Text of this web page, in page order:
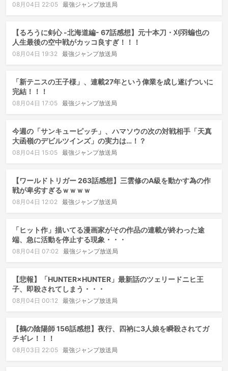
08月04日 22:05 最強ジャンプ放送局
【るろうに剣心 -北海道編- 67話感想】元十本刀・刈羽蝙也の
人生最後の空中戦がカッコ良すぎ！！！
08月04日 19:32 最強ジャンプ放送局
「新テニスの王子様」、連載27年という偉業を成し遂げついに
完結！！！
08月04日 17:05 最強ジャンプ放送局
今週の「サンキューピッチ」、ハマソウの次の対戦相手「天真
大函嶺のデビルツインズ」の実力は…！？
08月04日 15:05 最強ジャンプ放送局
【ワールドトリガー 263話感想】三雲修のA級を動かす為の作
戦が卑劣すぎるｗｗｗｗ
08月04日 12:02 最強ジャンプ放送局
「ヒット作」描いてる漫画家がその作品の連載が終わった途
端、急に活動を停止する現象・・・
08月04日 07:02 最強ジャンプ放送局
【悲報】「HUNTER×HUNTER」最新話のツェリードニヒ王
子、即殺されてしまう・・・
08月04日 00:12 最強ジャンプ放送局
【鵺の陰陽師 156話感想】夜行、四衲に3人娘を瞬殺されてガ
チギレ！！！
08月03日 22:05 最強ジャンプ放送局